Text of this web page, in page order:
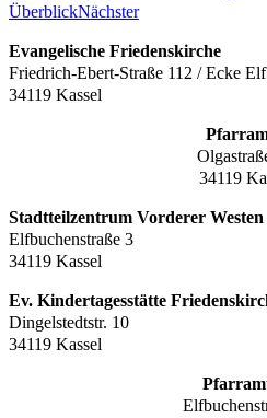
ÜberblickNächster
Evangelische Friedenskirche
Friedrich-Ebert-Straße 112 / Ecke
34119 Kassel
34119
Stadtteilzentrum Vorderer Westen
Elfbuchenstraße 3
34119 Kassel
Ev. Kindertagesstätte
Dingelstedtstr. 10
34119 Kassel